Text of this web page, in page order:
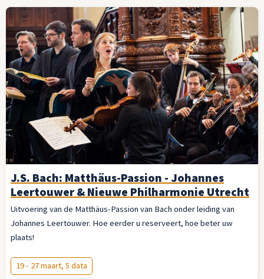
Dit is de advent op zijn mooist.
J.S. Bach: Matthäus-Passion - Johannes
Leertouwer & Nieuwe Philharmonie Utrecht
Uitvoering van de Matthäus-Passion van Bach onder leiding van
Johannes Leertouwer. Hoe eerder u reserveert, hoe beter uw
plaats!
19 - 27 maart, 5 data